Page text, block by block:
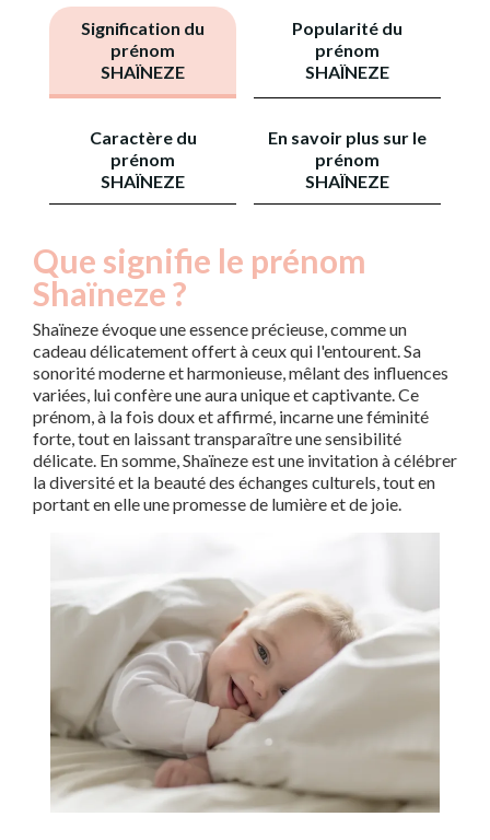
Signification du
prénom
SHAÏNEZE
Popularité du
prénom
SHAÏNEZE
Caractère du
prénom
SHAÏNEZE
En savoir plus sur le
prénom
SHAÏNEZE
Que signifie le prénom
Shaïneze ?
Shaïneze évoque une essence précieuse, comme un
cadeau délicatement offert à ceux qui l'entourent. Sa
sonorité moderne et harmonieuse, mêlant des influences
variées, lui confère une aura unique et captivante. Ce
prénom, à la fois doux et affirmé, incarne une féminité
forte, tout en laissant transparaître une sensibilité
délicate. En somme, Shaïneze est une invitation à célébrer
la diversité et la beauté des échanges culturels, tout en
portant en elle une promesse de lumière et de joie.